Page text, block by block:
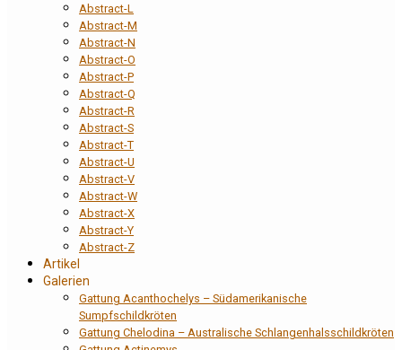
Abstract-L
Abstract-M
Abstract-N
Abstract-O
Abstract-P
Abstract-Q
Abstract-R
Abstract-S
Abstract-T
Abstract-U
Abstract-V
Abstract-W
Abstract-X
Abstract-Y
Abstract-Z
Artikel
Galerien
Gattung Acanthochelys – Südamerikanische
Sumpfschildkröten
Gattung Chelodina – Australische Schlangenhalsschildkröten